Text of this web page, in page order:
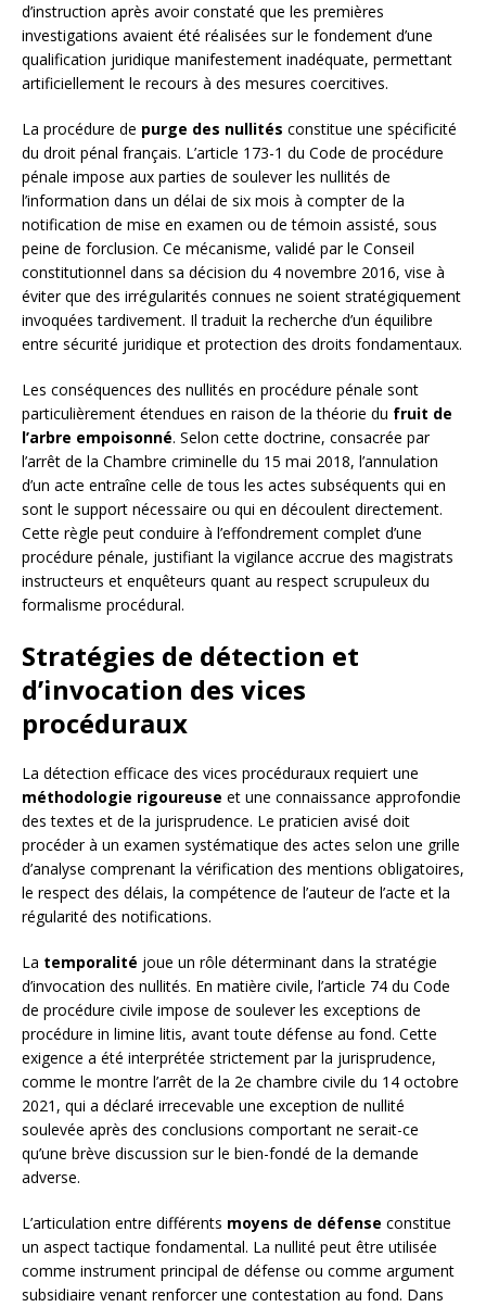
d’instruction après avoir constaté que les premières
investigations avaient été réalisées sur le fondement d’une
qualification juridique manifestement inadéquate, permettant
artificiellement le recours à des mesures coercitives.
La procédure de purge des nullités constitue une spécificité
du droit pénal français. L’article 173-1 du Code de procédure
pénale impose aux parties de soulever les nullités de
l’information dans un délai de six mois à compter de la
notification de mise en examen ou de témoin assisté, sous
peine de forclusion. Ce mécanisme, validé par le Conseil
constitutionnel dans sa décision du 4 novembre 2016, vise à
éviter que des irrégularités connues ne soient stratégiquement
invoquées tardivement. Il traduit la recherche d’un équilibre
entre sécurité juridique et protection des droits fondamentaux.
Les conséquences des nullités en procédure pénale sont
particulièrement étendues en raison de la théorie du fruit de
l’arbre empoisonné. Selon cette doctrine, consacrée par
l’arrêt de la Chambre criminelle du 15 mai 2018, l’annulation
d’un acte entraîne celle de tous les actes subséquents qui en
sont le support nécessaire ou qui en découlent directement.
Cette règle peut conduire à l’effondrement complet d’une
procédure pénale, justifiant la vigilance accrue des magistrats
instructeurs et enquêteurs quant au respect scrupuleux du
formalisme procédural.
Stratégies de détection et
d’invocation des vices
procéduraux
La détection efficace des vices procéduraux requiert une
méthodologie rigoureuse et une connaissance approfondie
des textes et de la jurisprudence. Le praticien avisé doit
procéder à un examen systématique des actes selon une grille
d’analyse comprenant la vérification des mentions obligatoires,
le respect des délais, la compétence de l’auteur de l’acte et la
régularité des notifications.
La temporalité joue un rôle déterminant dans la stratégie
d’invocation des nullités. En matière civile, l’article 74 du Code
de procédure civile impose de soulever les exceptions de
procédure in limine litis, avant toute défense au fond. Cette
exigence a été interprétée strictement par la jurisprudence,
comme le montre l’arrêt de la 2e chambre civile du 14 octobre
2021, qui a déclaré irrecevable une exception de nullité
soulevée après des conclusions comportant ne serait-ce
qu’une brève discussion sur le bien-fondé de la demande
adverse.
L’articulation entre différents moyens de défense constitue
un aspect tactique fondamental. La nullité peut être utilisée
comme instrument principal de défense ou comme argument
subsidiaire venant renforcer une contestation au fond. Dans